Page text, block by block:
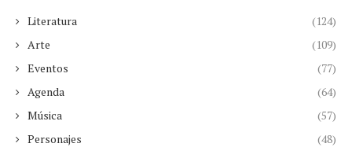
Literatura
(124)
Arte
(109)
Eventos
(77)
Agenda
(64)
Música
(57)
Personajes
(48)